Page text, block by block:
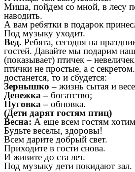
Миша, пойдем со мной, в лесу
наводить.
А вам ребятки в подарок
Под музыку уходит.
Вед. Ребята, сегодня на
гостей. Давайте мы подарим
(показывает) птичек –
птички не простые, а с
достанется, то и сбудется:
Зернышко – жизнь сытая и
Денежка – богатство;
Пуговка – обновка.
(Дети дарят гостям птиц)
Весна: А еще всем гостям
Будьте веселы, здоровы!
Всем дарите добрый свет.
Приходите в гости снова.
И живите до ста лет.
Под музыку дети покидают зал.